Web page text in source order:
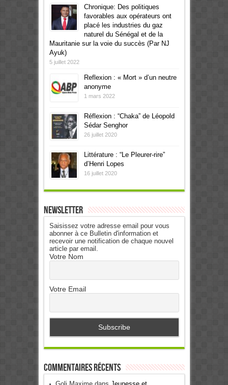
Chronique: Des politiques
favorables aux opérateurs ont
placé les industries du gaz
naturel du Sénégal et de la
Mauritanie sur la voie du succès (Par NJ
Ayuk)
5 juillet 2022
Reflexion : « Mort » d’un neutre
anonyme
1 mars 2022
Réflexion : “Chaka” de Léopold
Sédar Senghor
26 juillet 2020
Littérature : “Le Pleurer-rire”
d’Henri Lopes
16 juillet 2020
Newsletter
Saisissez votre adresse email pour vous
abonner à ce Bulletin d'information et
recevoir une notification de chaque nouvel
article par email.
Votre Nom
Votre Email
Commentaires récents